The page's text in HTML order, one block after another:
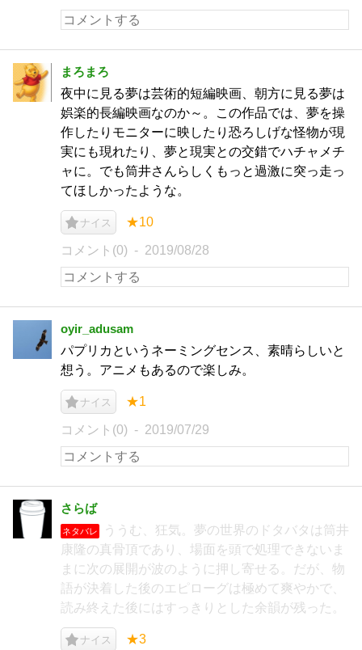
まろまろ
夜中に見る夢は芸術的短編映画、朝方に見る夢は
娯楽的長編映画なのか～。この作品では、夢を操
作したりモニターに映したり恐ろしげな怪物が現
実にも現れたり、夢と現実との交錯でハチャメチ
ャに。でも筒井さんらしくもっと過激に突っ走っ
てほしかったような。
ナイス ★10
コメント(0) 2019/08/28
oyir_adusam
パプリカというネーミングセンス、素晴らしいと
想う。アニメもあるので楽しみ。
ナイス ★1
コメント(0) 2019/07/29
さらば
ネタバレ
ううむ、狂気。夢の世界のドタバタは筒井
康隆の真骨頂であり、場面を頭で処理できないま
まに次の展開が波のように押し寄せる。だが、物
語が決着した後のエピローグは極めて爽やかで、
読み終えた後にはすっきりとした余韻が残った。
ナイス ★3